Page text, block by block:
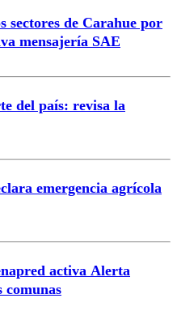
sectores de Carahue por
mensajería SAE
del país: revisa la
emergencia agrícola
activa Alerta
comunas